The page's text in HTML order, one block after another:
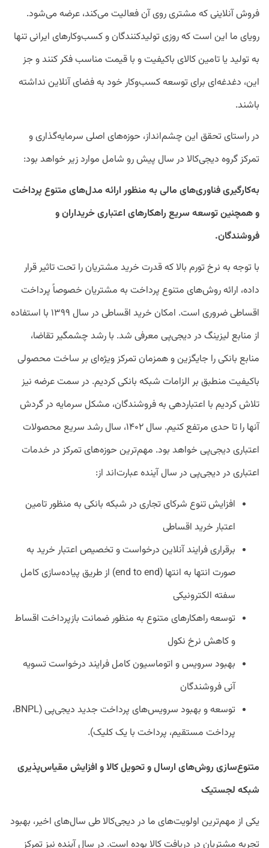
فروش آنلاینی که مشتری روی آن فعالیت می‌کند، عرضه می‌شود.
رویای ما این است که روزی تولیدکنندگان و کسب‌وکارهای ایرانی تنها
به تولید یا تامین کالای باکیفیت و با قیمت مناسب فکر کنند و جز
این، دغدغه‌ای برای توسعه کسب‌وکار خود به فضای آنلاین نداشته
باشند.
در راستای تحقق این چشم‌انداز، حوزه‌های اصلی سرمایه‌گذاری و
تمرکز گروه دیجی‌کالا در سال پیش رو شامل موارد زیر خواهد بود:
به‌کارگیری فناوری‌های مالی به منظور ارائه مدل‌های متنوع پرداخت
و همچنین توسعه سریع راهکارهای اعتباری خریداران و
فروشندگان.
با توجه به نرخ تورم بالا که قدرت خرید مشتریان را تحت تاثیر قرار
داده، ارائه روش‌های متنوع پرداخت به مشتریان خصوصاً پرداخت
اقساطی ضروری است. امکان خرید اقساطی در سال ۱۳۹۹ با استفاده
از منابع لیزینگ در دیجی‌پی معرفی شد. با رشد چشمگیر تقاضا،
منابع بانکی را جایگزین و همزمان تمرکز ویژه‌ای بر ساخت محصولی
باکیفیت منطبق بر الزامات شبکه بانکی کردیم. در سمت عرضه نیز
تلاش کردیم با اعتباردهی به فروشندگان، مشکل سرمایه در گردش
آنها را تا حدی مرتفع کنیم. سال ۱۴۰۲، سال رشد سریع محصولات
اعتباری دیجی‌پی خواهد بود. مهم‌ترین حوزه‌های تمرکز در خدمات
اعتباری در دیجی‌پی در سال آینده عبارت‌اند از:
افزایش تنوع شرکای تجاری در شبکه بانکی به منظور تامین
اعتبار خرید اقساطی
برقراری فرایند آنلاین درخواست و تخصیص اعتبار خرید به
صورت انتها به انتها (end to end) از طریق پیاده‌سازی کامل
سفته الکترونیکی
توسعه راهکارهای متنوع به منظور ضمانت بازپرداخت اقساط
و کاهش نرخ نکول
بهبود سرویس و اتوماسیون کامل فرایند درخواست تسویه
آنی فروشندگان
توسعه و بهبود سرویس‌های پرداخت جدید دیجی‌پی (BNPL،
پرداخت مستقیم، پرداخت با یک کلیک).
متنوع‌سازی روش‌های ارسال و تحویل کالا و افزایش مقیاس‌پذیری
شبکه لجستیک
یکی از مهم‌ترین اولویت‌های ما در دیجی‌کالا طی سال‌های اخیر، بهبود
تجربه مشتریان در دریافت کالا بوده است. در سال آینده نیز تمرکز